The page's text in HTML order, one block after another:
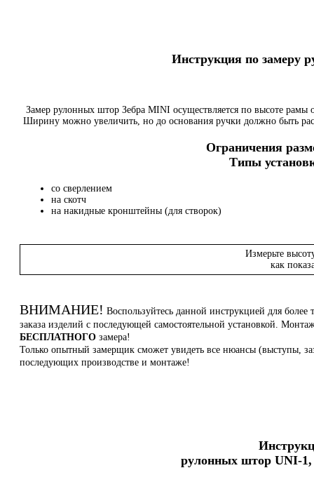
Инструкция по
Замер рулонных штор Зебра MINI осуществляется по высоте
Ширину можно увеличить, но до основания ручки должно быть
Ограничения
Типы
со сверлением
на скотч
на накидные кронштейны (для створок)
Измерьте
как
ВНИМАНИЕ! Воспользуйтесь данной инструкцией для
заказа изделий с последующей самостоятельной установкой.
БЕСПЛАТНОГО замера!
Только опытный замерщик сможет увидеть все нюансы (выступы,
последующих производстве и монтаже!
рулонных штор UNI-